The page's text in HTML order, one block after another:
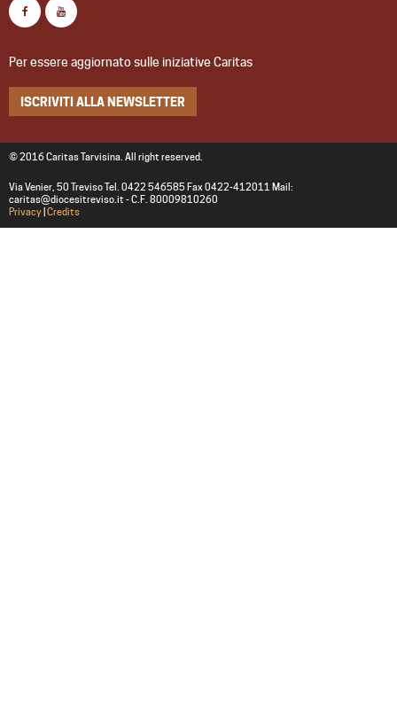
Per essere aggiornato sulle iniziative Caritas
ISCRIVITI ALLA NEWSLETTER
© 2016 Caritas Tarvisina. All right reserved.
Via Venier, 50 Treviso Tel. 0422 546585 Fax 0422-412011 Mail:
caritas@diocesitreviso.it - C.F. 80009810260
Privacy Credits